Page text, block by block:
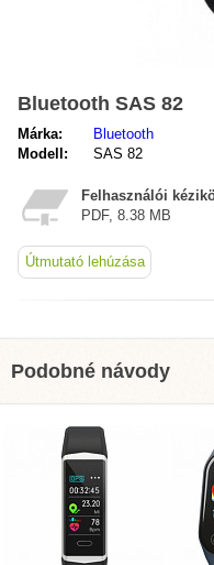
Bluetooth SAS 82
Márka:
Bluetooth
Modell:
SAS 82
Felhasználói
PDF, 8.38 MB
Útmutató lehúzása
Podobné návody